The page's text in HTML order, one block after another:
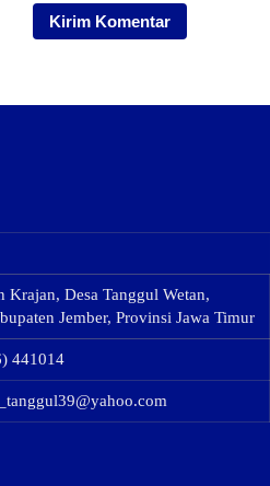
Krajan, Desa Tanggul Wetan,
Jember, Provinsi Jawa Timur
441014